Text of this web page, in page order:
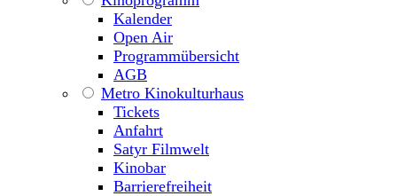
Kalender
Open Air
Programmübersicht
AGB
Metro Kinokulturhaus
Tickets
Anfahrt
Satyr Filmwelt
Kinobar
Barrierefreiheit